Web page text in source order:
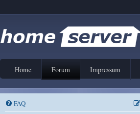
Home Forum Impressum
FAQ